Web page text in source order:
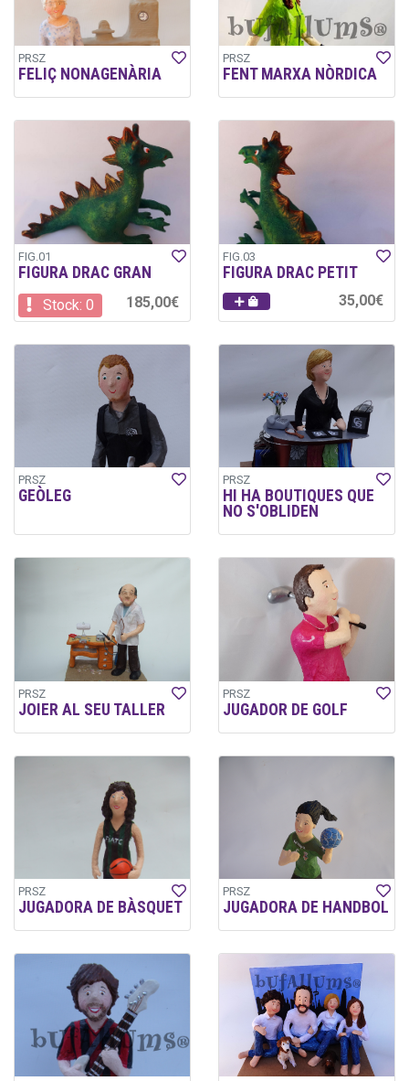
PRSZ
FELIÇ NONAGENÀRIA
PRSZ
FENT MARXA NÒRDICA
FIG.01
FIGURA DRAC GRAN
Stock: 0 185,00€
FIG.03
FIGURA DRAC PETIT
35,00€
PRSZ
GEÒLEG
PRSZ
HI HA BOUTIQUES QUE
NO S'OBLIDEN
PRSZ
JOIER AL SEU TALLER
PRSZ
JUGADOR DE GOLF
PRSZ
JUGADORA DE BÀSQUET
PRSZ
JUGADORA DE HANDBOL